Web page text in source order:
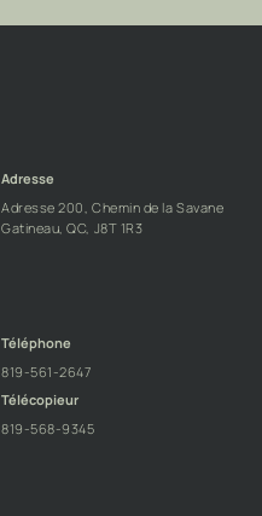
Adresse
Adresse 200, Chemin de la Savane
Gatineau, QC, J8T 1R3
Téléphone
819-561-2647
Télécopieur
819-568-9345